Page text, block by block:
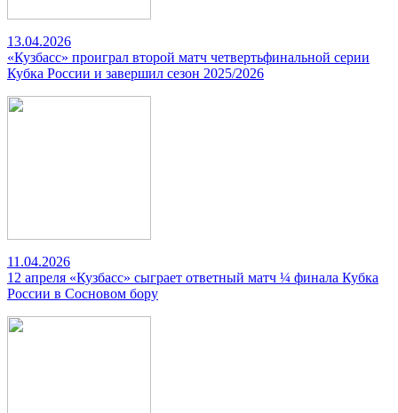
13.04.2026
«Кузбасс» проиграл второй матч четвертьфинальной серии
Кубка России и завершил сезон 2025/2026
11.04.2026
12 апреля «Кузбасс» сыграет ответный матч ¼ финала Кубка
России в Сосновом бору